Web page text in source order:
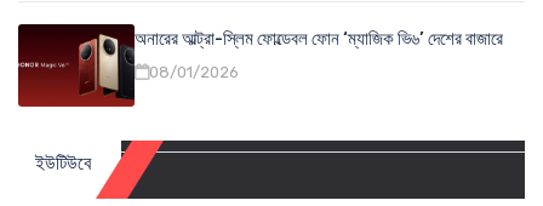
অনারের আল্ট্রা-স্লিম ফোল্ডেবল ফোন ‘ম্যাজিক ভি৬’ দেশের বাজারে
08/01/2026
ইউটিউবে